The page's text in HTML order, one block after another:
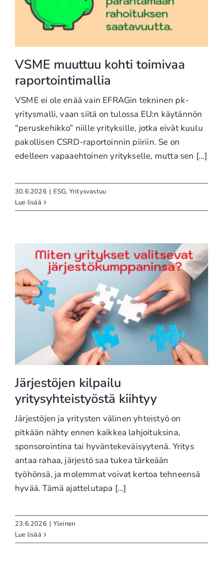
VSME muuttuu kohti toimivaa
raportointimallia
VSME ei ole enää vain EFRAGin tekninen pk-
yritysmalli, vaan siitä on tulossa EU:n käytännön
“peruskehikko” niille yrityksille, jotka eivät kuulu
pakollisen CSRD-raportoinnin piiriin. Se on
edelleen vapaaehtoinen yritykselle, mutta sen [...]
30.6.2026 | ESG, Yritysvastuu
Lue lisää
Järjestöjen kilpailu
yritysyhteistyöstä kiihtyy
Järjestöjen ja yritysten välinen yhteistyö on
pitkään nähty ennen kaikkea lahjoituksina,
sponsorointina tai hyväntekeväisyytenä. Yritys
antaa rahaa, järjestö saa tukea tärkeään
työhönsä, ja molemmat voivat kertoa tehneensä
hyvää. Tämä ajattelutapa [...]
23.6.2026 | Yleinen
Lue lisää